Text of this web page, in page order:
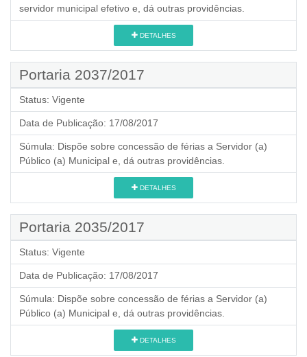
servidor municipal efetivo e, dá outras providências.
DETALHES
Portaria 2037/2017
Status: Vigente
Data de Publicação: 17/08/2017
Súmula: Dispõe sobre concessão de férias a Servidor (a)
Público (a) Municipal e, dá outras providências.
DETALHES
Portaria 2035/2017
Status: Vigente
Data de Publicação: 17/08/2017
Súmula: Dispõe sobre concessão de férias a Servidor (a)
Público (a) Municipal e, dá outras providências.
DETALHES